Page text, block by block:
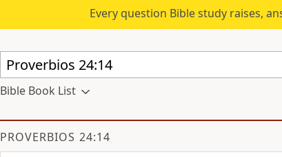
Every question Bible study raises,
Bible Book List
PROVERBIOS 24:14